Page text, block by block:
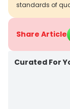
standards of
Share Article
Curated For